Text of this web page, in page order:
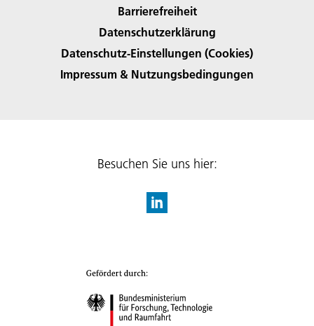
Barrierefreiheit
Datenschutzerklärung
Datenschutz-Einstellungen (Cookies)
Impressum & Nutzungsbedingungen
Besuchen Sie uns hier: